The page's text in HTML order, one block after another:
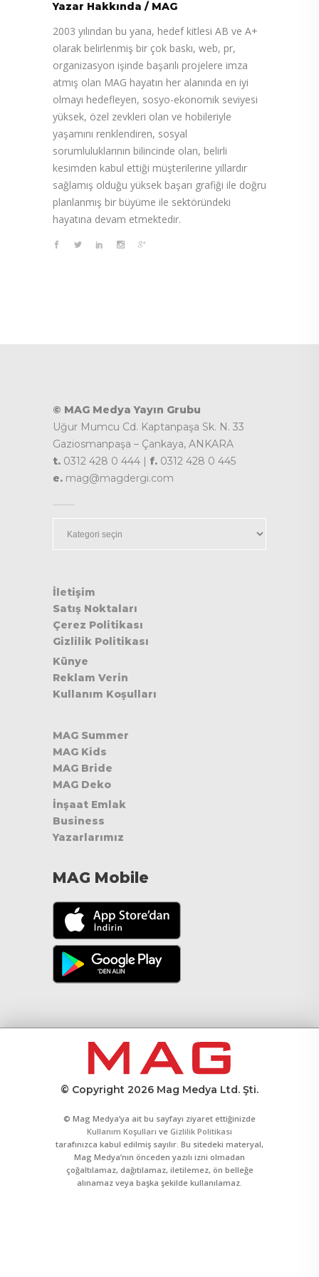
Yazar Hakkında / MAG
2003 yılından bu yana, hedef kitlesi AB ve A+
olarak belirlenmiş bir çok baskı, web, pr,
organizasyon işinde başarılı projelere imza
atmış olan MAG hayatın her alanında en iyi
olmayı hedefleyen, sosyo-ekonomik seviyesi
yüksek, özel zevkleri olan ve hobileriyle
yaşamını renklendiren, sosyal
sorumluluklarının bilincinde olan, belirli
kesimden kabul ettiği müşterilerine yıllardır
sağlamış olduğu yüksek başarı grafiği ile doğru
planlanmış bir büyüme ile sektöründeki
hayatına devam etmektedir.
© MAG Medya Yayın Grubu
Uğur Mumcu Cd. Kaptanpaşa Sk. N. 33
Gaziosmanpaşa – Çankaya, ANKARA
t. 0312 428 0 444 | f. 0312 428 0 445
e. mag@magdergi.com
İletişim
Satış Noktaları
Çerez Politikası
Gizlilik Politikası
Künye
Reklam Verin
Kullanım Koşulları
MAG Summer
MAG Kids
MAG Bride
MAG Deko
İnşaat Emlak
Business
Yazarlarımız
MAG Mobile
© Copyright 2026 Mag Medya Ltd. Şti.
© Mag Medya’ya ait bu sayfayı ziyaret ettiğinizde
Kullanım Koşulları ve Gizlilik Politikası
tarafınızca kabul edilmiş sayılır. Bu sitedeki materyal,
Mag Medya’nın önceden yazılı izni olmadan
çoğaltılamaz, dağıtılamaz, iletilemez, ön belleğe
alınamaz veya başka şekilde kullanılamaz.